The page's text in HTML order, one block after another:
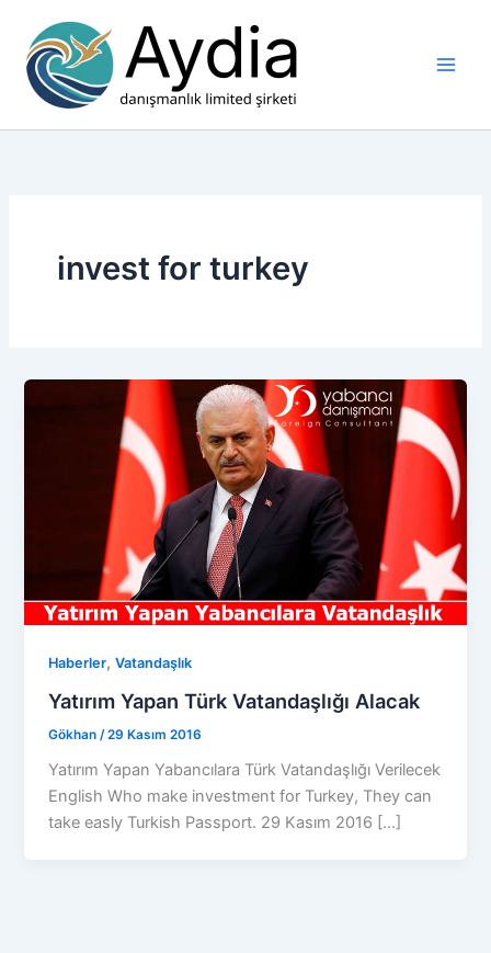
invest for turkey
Haberler,Vatandaşlık
Yatırım Yapan Türk Vatandaşlığı Alacak
Gökhan /29 Kasım 2016
Yatırım Yapan Yabancılara Türk Vatandaşlığı Verilecek
English Who make investment for Turkey, They can
take easly Turkish Passport. 29 Kasım 2016 […]